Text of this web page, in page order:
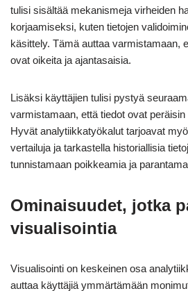
tulisi sisältää mekanismeja virheiden
korjaamiseksi, kuten tietojen
käsittely. Tämä auttaa varmistamaan,
ovat oikeita ja ajantasaisia.
Lisäksi käyttäjien tulisi pystyä
varmistamaan, että tiedot ovat
Hyvät analytiikkatyökalut tarjoavat
vertailuja ja tarkastella historiallisia
tunnistamaan poikkeamia ja
Ominaisuudet, jotka
visualisointia
Visualisointi on keskeinen osa
auttaa käyttäjiä ymmärtämään